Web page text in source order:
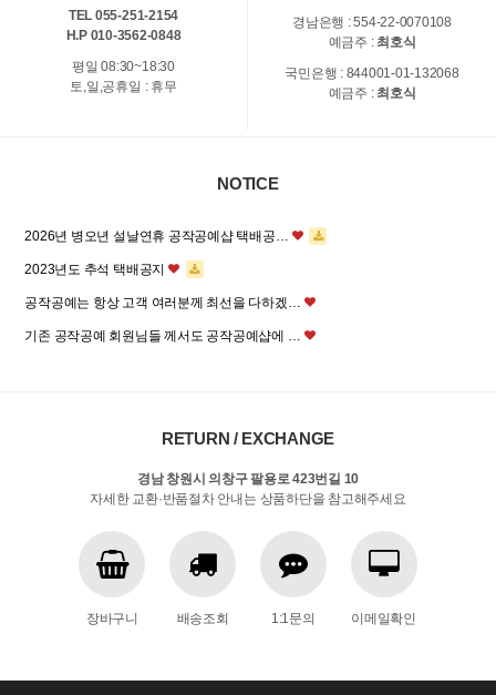
TEL 055-251-2154
H.P 010-3562-0848
평일 08:30~18:30
토,일,공휴일 : 휴무
경남은행 : 554-22-0070108
예금주 : 최호식
국민은행 : 844001-01-132068
예금주 : 최호식
NOTICE
2026년 병오년 설날연휴 공작공예샵 택배공…
2023년도 추석 택배공지
공작공예는 항상 고객 여러분께 최선을 다하겠…
기존 공작공예 회원님들 께서도 공작공예샵에 …
RETURN / EXCHANGE
경남 창원시 의창구 팔용로 423번길 10
자세한 교환·반품절차 안내는 상품하단을 참고해주세요
장바구니 배송조회 1:1문의 이메일확인